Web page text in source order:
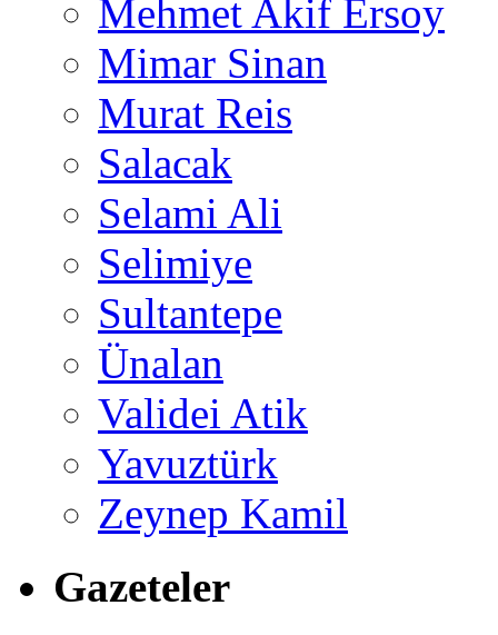
Mehmet Akif Ersoy
Mimar Sinan
Murat Reis
Salacak
Selami Ali
Selimiye
Sultantepe
Ünalan
Validei Atik
Yavuztürk
Zeynep Kamil
Gazeteler